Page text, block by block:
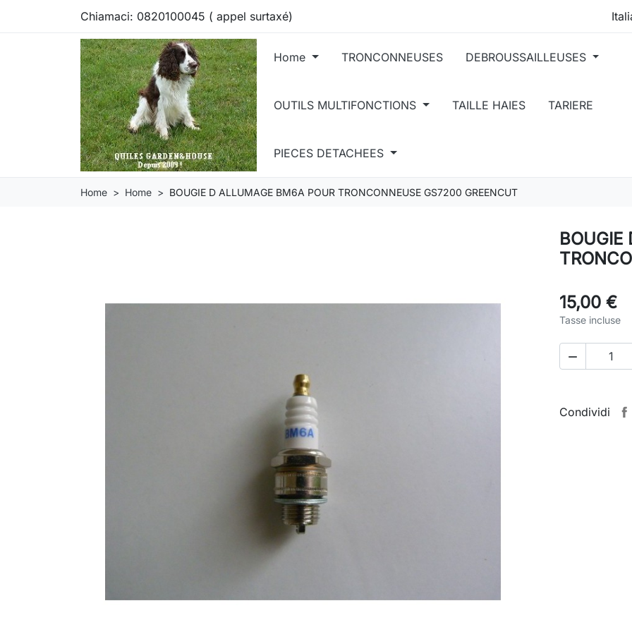
Chiamaci: 0820100045 ( appel surtaxé)
Home TRONCONNEUSES DEBROUSSAILLEUSES
OUTILS MULTIFONCTIONS TAILLE HAIES TARIERE
PIECES DETACHEES
Home Home BOUGIE D ALLUMAGE BM6A POUR TRONCONNEUSE GS7200 GREENCUT
BOUGIE
15,00 €
Tasse incluse

Condividi